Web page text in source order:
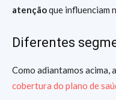
atençãoque influenciam
Diferentes
Como adiantamos acima,
cobertura do plano de